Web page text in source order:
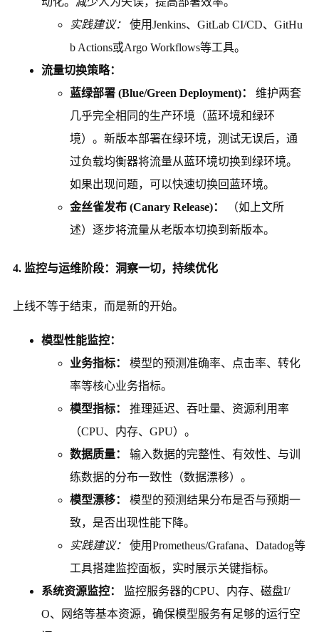
实践建议：
使用Jenkins、GitLab CI/CD、GitHu
b Actions或Argo Workflows等工具。
流量切换策略：
蓝绿部署 (Blue/Green Deployment)：
维护两套
几乎完全相同的生产环境（蓝环境和绿环
境）。新版本部署在绿环境，测试无误后，通
过负载均衡器将流量从蓝环境切换到绿环境。
如果出现问题，可以快速切换回蓝环境。
金丝雀发布 (Canary Release)：
（如上文所
述）逐步将流量从老版本切换到新版本。
4. 监控与运维阶段：洞察一切，持续优化
上线不等于结束，而是新的开始。
模型性能监控：
业务指标：
模型的预测准确率、点击率、转化
率等核心业务指标。
模型指标：
推理延迟、吞吐量、资源利用率
（CPU、内存、GPU）。
数据质量：
输入数据的完整性、有效性、与训
练数据的分布一致性（数据漂移）。
模型漂移：
模型的预测结果分布是否与预期一
致，是否出现性能下降。
实践建议：
使用Prometheus/Grafana、Datadog等
工具搭建监控面板，实时展示关键指标。
系统资源监控：
监控服务器的CPU、内存、磁盘I/
O、网络等基本资源，确保模型服务有足够的运行空